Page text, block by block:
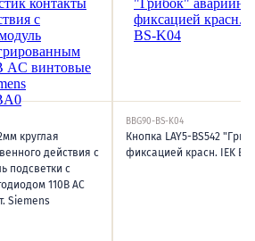
круглая
действия с
подсветки с
110В AC
Siemens
BBG90-BS-K04
Кнопка LAY5-BS542
фиксацией красн. IEK